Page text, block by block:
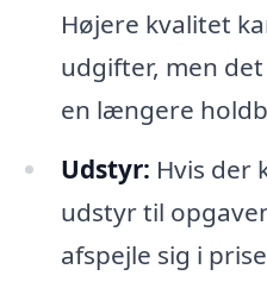
Højere kvalitet
udgifter, men
en længere
Udstyr: Hvis der
udstyr til
afspejle sig i